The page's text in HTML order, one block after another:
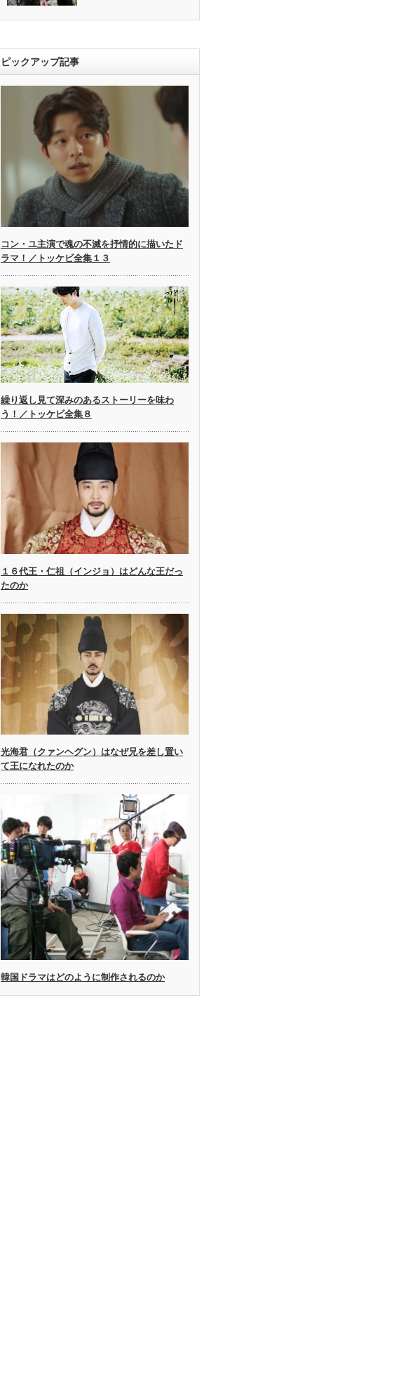
ピックアップ記事
コン・ユ主演で魂の不滅を抒情的に描いたド
ラマ！／トッケビ全集１３
繰り返し見て深みのあるストーリーを味わ
う！／トッケビ全集８
１６代王・仁祖（インジョ）はどんな王だっ
たのか
光海君（クァンヘグン）はなぜ兄を差し置い
て王になれたのか
韓国ドラマはどのように制作されるのか